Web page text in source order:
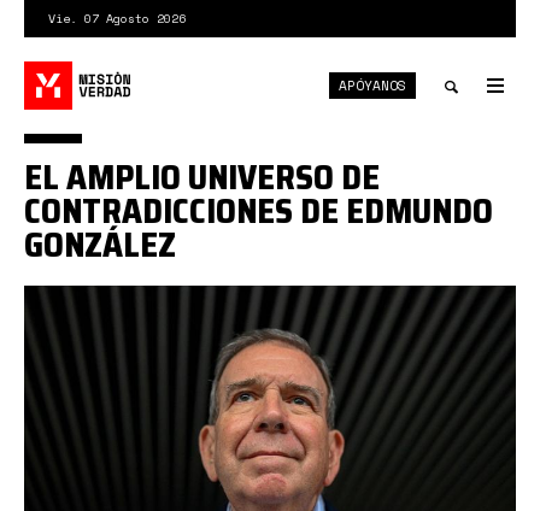
contenido
principal
Vie. 07 Agosto 2026
APÓYANOS
descarga-
1.jpeg
EL AMPLIO UNIVERSO DE
CONTRADICCIONES DE EDMUNDO
GONZÁLEZ